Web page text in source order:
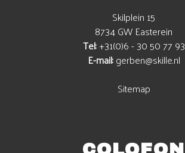
Skilplein 15
8734 GW Easterein
Tel:+31(0)6 - 30 50 77 93
E-mail:gerben@skille.nl
Sitemap